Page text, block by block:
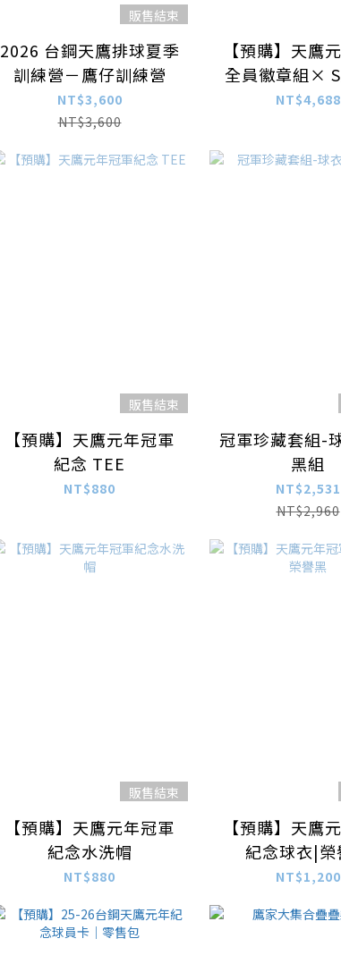
販售結束
2026 台鋼天鷹排球夏季
訓練營－鷹仔訓練營
NT$3,600
NT$3,600
【預購】天鷹
全員徽章組×
限定組合
NT$4,688
販售結束
【預購】天鷹元年冠軍
紀念 TEE
NT$880
冠軍珍藏套組-
黑組
NT$2,531
NT$2,960
販售結束
【預購】天鷹元年冠軍
紀念水洗帽
NT$880
【預購】天鷹
紀念球衣|榮
NT$1,200